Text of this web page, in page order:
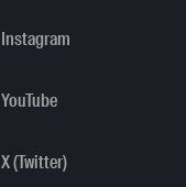
Instagram
YouTube
X (Twitter)